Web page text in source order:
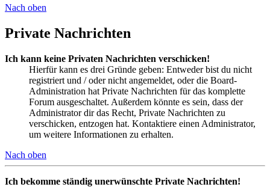
Nach oben
Private Nachrichten
Ich kann keine Privaten Nachrichten verschicken!
Hierfür kann es drei Gründe geben: Entweder bist du nicht
registriert und / oder nicht angemeldet, oder die Board-
Administration hat Private Nachrichten für das komplette
Forum ausgeschaltet. Außerdem könnte es sein, dass der
Administrator dir das Recht, Private Nachrichten zu
verschicken, entzogen hat. Kontaktiere einen Administrator,
um weitere Informationen zu erhalten.
Nach oben
Ich bekomme ständig unerwünschte Private Nachrichten!